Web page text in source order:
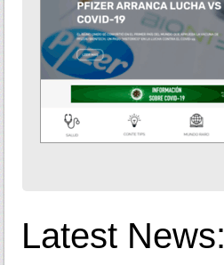
Latest News: